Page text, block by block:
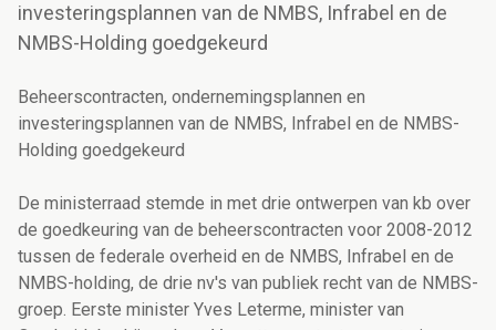
investeringsplannen van de NMBS, Infrabel en de
NMBS-Holding goedgekeurd
Beheerscontracten, ondernemingsplannen en
investeringsplannen van de NMBS, Infrabel en de NMBS-
Holding goedgekeurd
De ministerraad stemde in met drie ontwerpen van kb over
de goedkeuring van de beheerscontracten voor 2008-2012
tussen de federale overheid en de NMBS, Infrabel en de
NMBS-holding, de drie nv's van publiek recht van de NMBS-
groep. Eerste minister Yves Leterme, minister van